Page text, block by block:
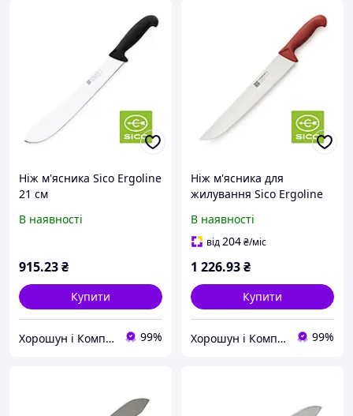
Ніж м'ясника Sico Ergoline
21 см
В наявності
915.23₴
Купити
Хорошун і Компанія 99%
Ніж м'ясника для
жилування Sico Ergoline
В наявності
від204₴/міс
1 226.93₴
Купити
Хорошун і Компанія 99%